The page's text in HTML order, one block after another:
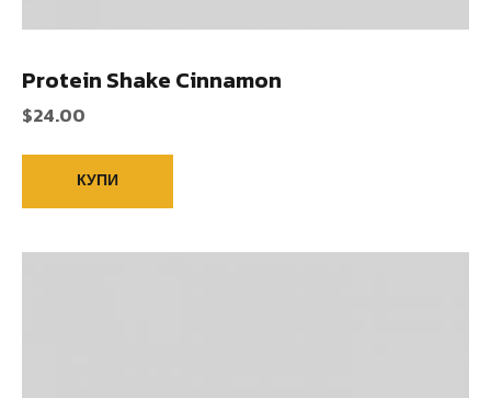
Protein Shake Cinnamon
$24.00
КУПИ